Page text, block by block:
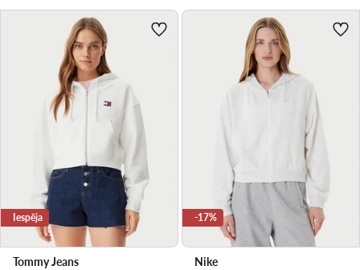
Iespēja
Tommy Jeans
-17%
Nike